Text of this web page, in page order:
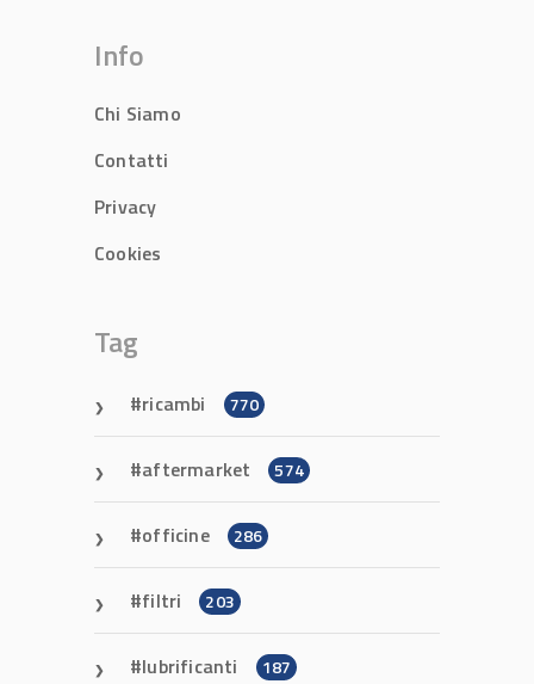
Info
Chi Siamo
Contatti
Privacy
Cookies
Tag
ricambi 770
aftermarket 574
officine 286
filtri 203
lubrificanti 187